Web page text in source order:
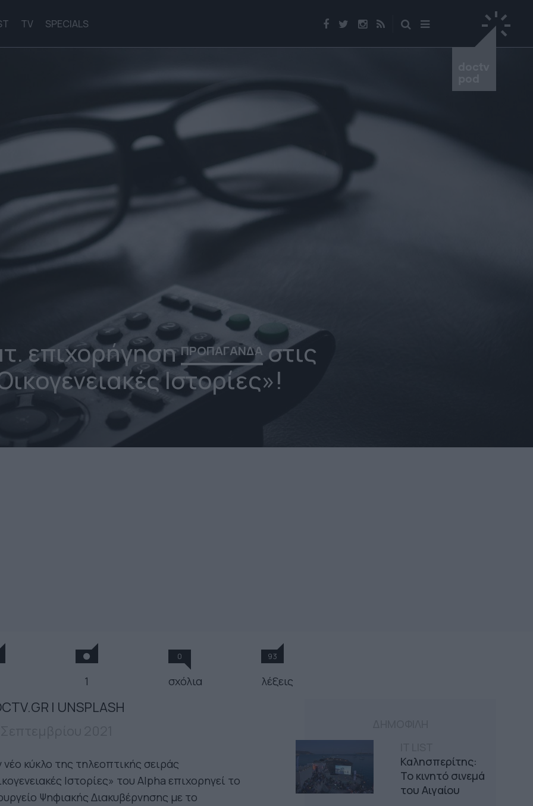
TV SPECIALS
επιχορήγησηΠΡΟΠΑΓΑΝΔΑστις
Ιστορίες»!
1
0
σχόλια
93
λέξεις
Καλησπερίτης:
Το κινητό σινεμά
του Αιγαίου
| UNSPLASH
νέο κύκλο της τηλεοπτικής σειράς
Ιστορίες» του Alpha επιχορηγεί το
Ψηφιακής Διακυβέρνησης με το